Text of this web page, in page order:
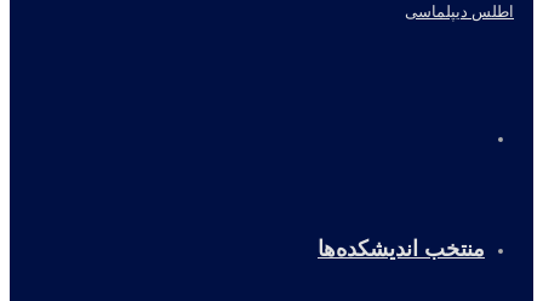
منتخب اندیشکده‌ها